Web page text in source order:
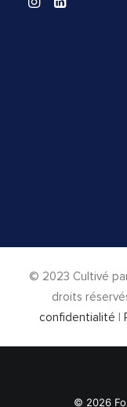
© 2023 Cultivé
droits
confidentialité |
© 2026